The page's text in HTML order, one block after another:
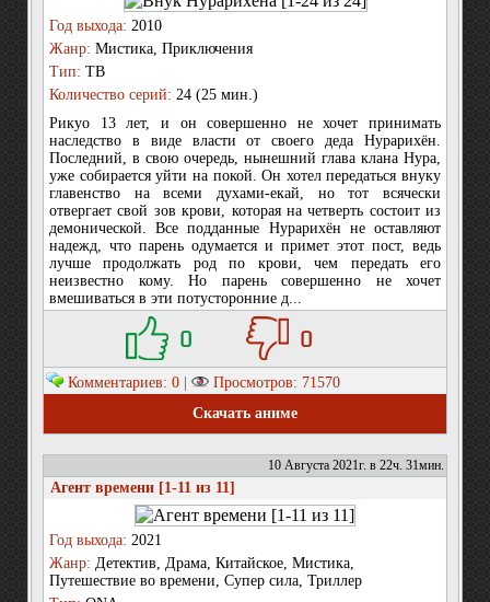
Год выхода: 2010
Жанр: Мистика, Приключения
Тип: ТВ
Количество серий: 24 (25 мин.)
Рикуо 13 лет, и он совершенно не хочет принимать
наследство в виде власти от своего деда Нурарихён.
Последний, в свою очередь, нынешний глава клана Нура,
уже собирается уйти на покой. Он хотел передаться внуку
главенство на всеми духами-екай, но тот всячески
отвергает свой зов крови, которая на четверть состоит из
демонической. Все подданные Нурарихён не оставляют
надежд, что парень одумается и примет этот пост, ведь
лучше продолжать род по крови, чем передать его
неизвестно кому. Но парень совершенно не хочет
вмешиваться в эти потусторонние д...
0 0
Комментариев: 0 |
Просмотров: 71570
Скачать аниме
10 Августа 2021г. в 22ч. 31мин.
Агент времени [1-11 из 11]
Год выхода: 2021
Жанр: Детектив, Драма, Китайское, Мистика,
Путешествие во времени, Супер сила, Триллер